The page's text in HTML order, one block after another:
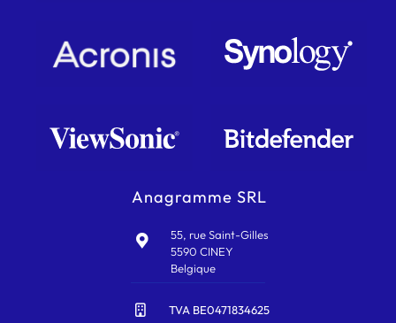
Anagramme SRL
55, rue Saint-Gilles
5590 CINEY
Belgique
TVA BE0471834625